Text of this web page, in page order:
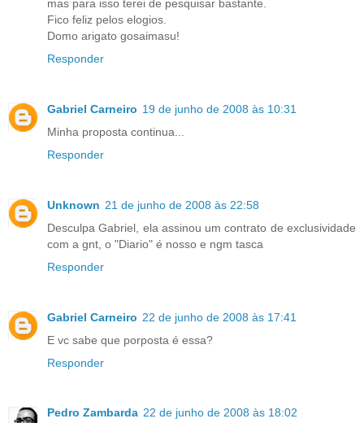
mas para isso terei de pesquisar bastante.
Fico feliz pelos elogios.
Domo arigato gosaimasu!
Responder
Gabriel Carneiro 19 de junho de 2008 às 10:31
Minha proposta continua...
Responder
Unknown 21 de junho de 2008 às 22:58
Desculpa Gabriel, ela assinou um contrato de exclusividade
com a gnt, o "Diario" é nosso e ngm tasca
Responder
Gabriel Carneiro 22 de junho de 2008 às 17:41
E vc sabe que porposta é essa?
Responder
Pedro Zambarda 22 de junho de 2008 às 18:02